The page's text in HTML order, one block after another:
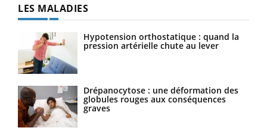
LES MALADIES
Hypotension orthostatique : quand la
pression artérielle chute au lever
Drépanocytose : une déformation des
globules rouges aux conséquences
graves